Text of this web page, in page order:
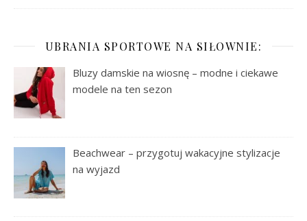
UBRANIA SPORTOWE NA SIŁOWNIE:
Bluzy damskie na wiosnę – modne i ciekawe
modele na ten sezon
Beachwear – przygotuj wakacyjne stylizacje
na wyjazd